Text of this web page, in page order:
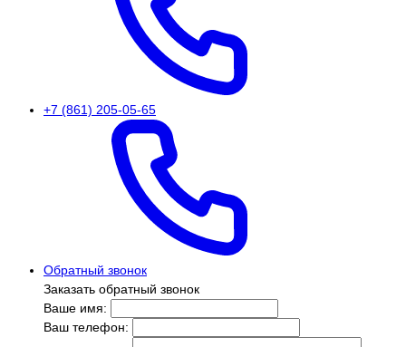
+7 (861) 205-05-65
Обратный звонок
Заказать обратный звонок
Ваше имя:
Ваш телефон: